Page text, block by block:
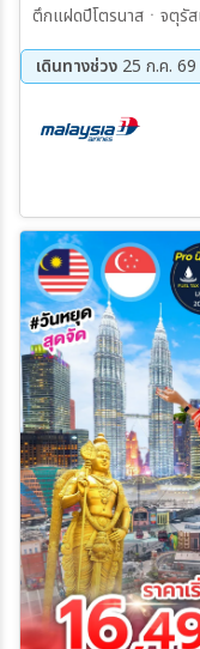
ตึกแฝดปีโตรนาสㆍจตุรัส
เดินทางช่วง 25 ก.ค.
10 ต.ค. 69 - 13 ต.ค. 69
20 พ.ย. 69 - 23 พ.ย. 69